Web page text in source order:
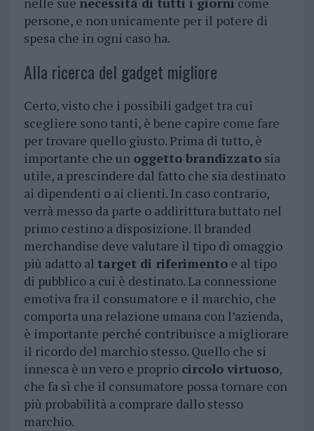
persone, e non unicamente per il potere di
spesa che in ogni caso ha.
Alla ricerca del gadget migliore
Certo, visto che i possibili gadget tra cui
scegliere sono tanti, è bene capire come fare
per trovare quello giusto. Prima di tutto, è
importante che un oggetto brandizzatosia
utile, a prescindere dal fatto che sia destinato
ai dipendenti o ai clienti. In caso contrario,
verrà messo da parte o addirittura buttato nel
primo cestino a disposizione. Il branded
merchandise deve valutare il tipo di omaggio
più adatto al target di riferimentoe al tipo
di pubblico a cui è destinato. La connessione
emotiva fra il consumatore e il marchio, che
comporta una relazione umana con l’azienda,
è importante perché contribuisce a migliorare
il ricordo del marchio stesso. Quello che si
innesca è un vero e proprio circolo virtuoso,
che fa sì che il consumatore possa tornare con
più probabilità a comprare dallo stesso
marchio.